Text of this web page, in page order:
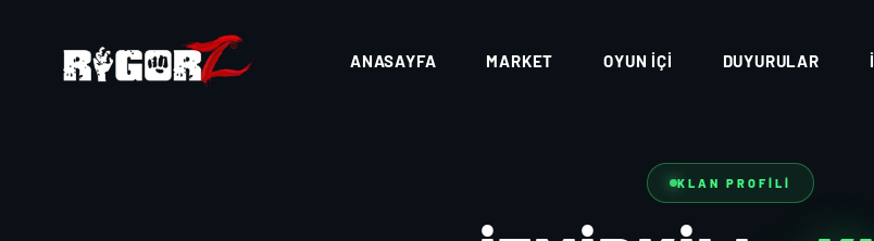
ANASAYFA MARKET OYUN İÇI DUYURULAR
KLAN PROFILI